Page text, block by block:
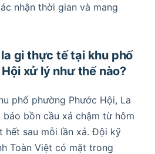
nhận thời gian và mang
gi thực tế tại khu phố
xử lý như thế nào?
phố phường Phước Hội, La
bồn cầu xả chậm từ hôm
hết sau mỗi lần xả. Đội kỹ
Toàn Việt có mặt trong